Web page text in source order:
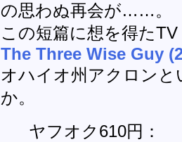
の思わぬ再会が……。
この短篇に想を得た
The Three Wise Guy
オハイオ州アクロン
か。
ヤフオク610円：